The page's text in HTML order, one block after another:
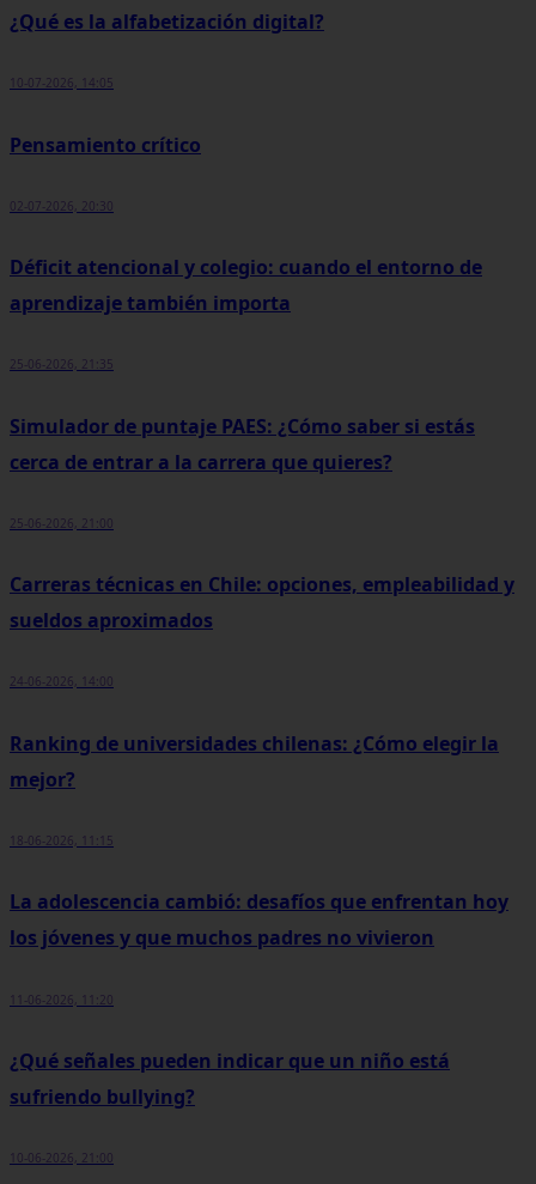
¿Qué es la alfabetización digital?
10-07-2026, 14:05
Pensamiento crítico
02-07-2026, 20:30
Déficit atencional y colegio: cuando el entorno de
aprendizaje también importa
25-06-2026, 21:35
Simulador de puntaje PAES: ¿Cómo saber si estás
cerca de entrar a la carrera que quieres?
25-06-2026, 21:00
Carreras técnicas en Chile: opciones, empleabilidad y
sueldos aproximados
24-06-2026, 14:00
Ranking de universidades chilenas: ¿Cómo elegir la
mejor?
18-06-2026, 11:15
La adolescencia cambió: desafíos que enfrentan hoy
los jóvenes y que muchos padres no vivieron
11-06-2026, 11:20
¿Qué señales pueden indicar que un niño está
sufriendo bullying?
10-06-2026, 21:00